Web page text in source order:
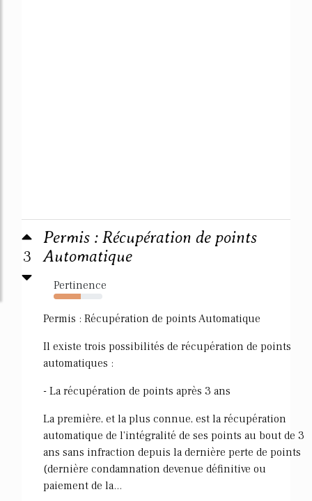
3
Permis : Récupération de points
Automatique
Pertinence
55%
Permis : Récupération de points Automatique
Il existe trois possibilités de récupération de points
automatiques :
- La récupération de points après 3 ans
La première, et la plus connue, est la récupération
automatique de l'intégralité de ses points au bout de 3
ans sans infraction depuis la dernière perte de points
(dernière condamnation devenue définitive ou
paiement de la...